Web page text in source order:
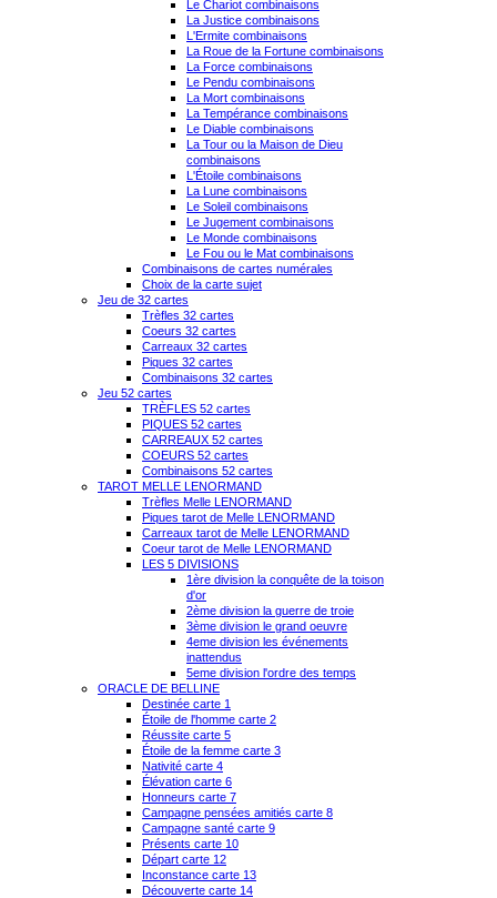
Le Chariot combinaisons
La Justice combinaisons
L'Ermite combinaisons
La Roue de la Fortune combinaisons
La Force combinaisons
Le Pendu combinaisons
La Mort combinaisons
La Tempérance combinaisons
Le Diable combinaisons
La Tour ou la Maison de Dieu
combinaisons
L'Étoile combinaisons
La Lune combinaisons
Le Soleil combinaisons
Le Jugement combinaisons
Le Monde combinaisons
Le Fou ou le Mat combinaisons
Combinaisons de cartes numérales
Choix de la carte sujet
Jeu de 32 cartes
Trèfles 32 cartes
Coeurs 32 cartes
Carreaux 32 cartes
Piques 32 cartes
Combinaisons 32 cartes
Jeu 52 cartes
TRÈFLES 52 cartes
PIQUES 52 cartes
CARREAUX 52 cartes
COEURS 52 cartes
Combinaisons 52 cartes
TAROT MELLE LENORMAND
Trèfles Melle LENORMAND
Piques tarot de Melle LENORMAND
Carreaux tarot de Melle LENORMAND
Coeur tarot de Melle LENORMAND
LES 5 DIVISIONS
1ère division la conquête de la toison
d'or
2ème division la guerre de troie
3ème division le grand oeuvre
4eme division les événements
inattendus
5eme division l'ordre des temps
ORACLE DE BELLINE
Destinée carte 1
Étoile de l'homme carte 2
Réussite carte 5
Étoile de la femme carte 3
Nativité carte 4
Élévation carte 6
Honneurs carte 7
Campagne pensées amitiés carte 8
Campagne santé carte 9
Présents carte 10
Départ carte 12
Inconstance carte 13
Découverte carte 14